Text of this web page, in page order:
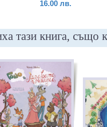
16.00 лв.
тази книга, също